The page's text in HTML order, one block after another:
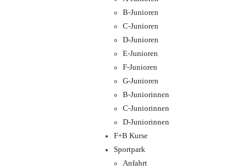
B-Junioren
C-Junioren
D-Junioren
E-Junioren
F-Junioren
G-Junioren
B-Juniorinnen
C-Juniorinnen
D-Juniorinnen
F+B Kurse
Sportpark
Anfahrt